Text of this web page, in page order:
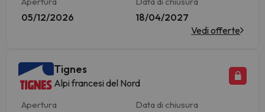
05/12/2026
18/04/2027
Vedi offerte
Tignes
Alpi francesi del Nord
Apertura Data di chiusura